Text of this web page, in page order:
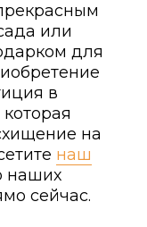
или
для
в
на
наш
наших
сейчас.